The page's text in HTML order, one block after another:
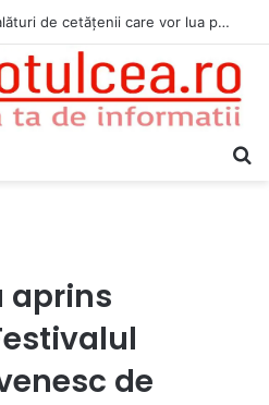
Jandarmii tulceni vor fi alături de cetățenii care vor lua parte la Festivalul Folk Țestos
aprins
de